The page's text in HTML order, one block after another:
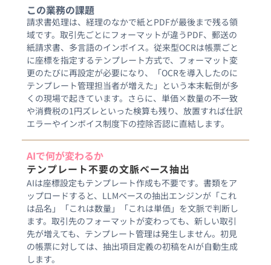
この業務の課題
請求書処理は、経理のなかで紙とPDFが最後まで残る領
域です。取引先ごとにフォーマットが違うPDF、郵送の
紙請求書、多言語のインボイス。従来型OCRは帳票ごと
に座標を指定するテンプレート方式で、フォーマット変
更のたびに再設定が必要になり、「OCRを導入したのに
テンプレート管理担当者が増えた」という本末転倒が多
くの現場で起きています。さらに、単価×数量の不一致
や消費税の1円ズレといった検算も残り、放置すれば仕訳
エラーやインボイス制度下の控除否認に直結します。
AIで何が変わるか
テンプレート不要の文脈ベース抽出
AIは座標設定もテンプレート作成も不要です。書類をア
ップロードすると、LLMベースの抽出エンジンが「これ
は品名」「これは数量」「これは単価」を文脈で判断し
ます。取引先のフォーマットが変わっても、新しい取引
先が増えても、テンプレート管理は発生しません。初見
の帳票に対しては、抽出項目定義の初稿をAIが自動生成